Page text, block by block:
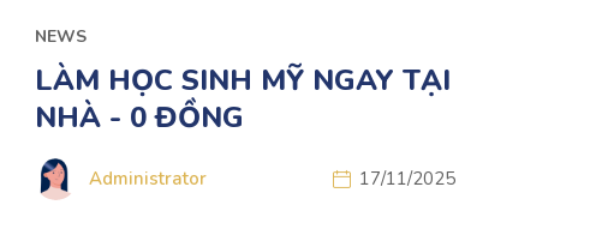
NEWS
LÀM HỌC SINH MỸ NGAY TẠI
NHÀ - 0 ĐỒNG
Administrator 17/11/2025